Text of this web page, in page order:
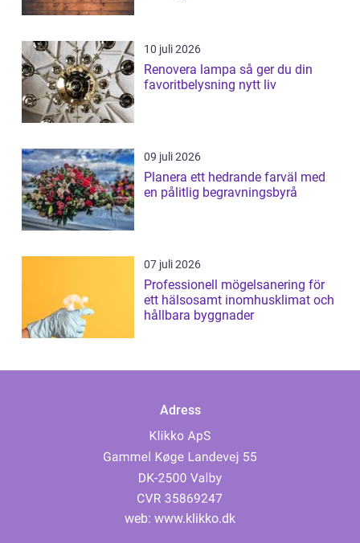
10 juli 2026
Renovera lampa så ger du din
favoritbelysning nytt liv
09 juli 2026
Planera ett hedrande farväl med
en pålitlig begravningsbyrå
07 juli 2026
Professionell mögelsanering för
ett hälsosamt inomhusklimat och
hållbara byggnader
Adress
web: www.klikko.dk